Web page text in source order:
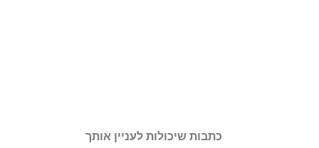
כתבות שיכולות לעניין אותך